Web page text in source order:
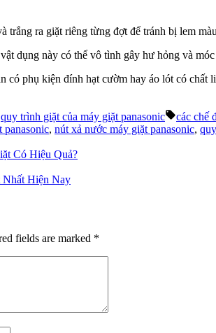
trắng ra giặt riêng từng đợt để tránh bị lem
dụng này có thể vô tình gây hư hỏng và
có phụ kiện đính hạt cườm hay áo lót có
Posted
in
quy trình giặt của máy giặt panasonic Tags:
các chế
panasonic, nút xả nước máy giặt panasonic,
Có Hiệu Quả?
Hiện Nay
fields are marked *